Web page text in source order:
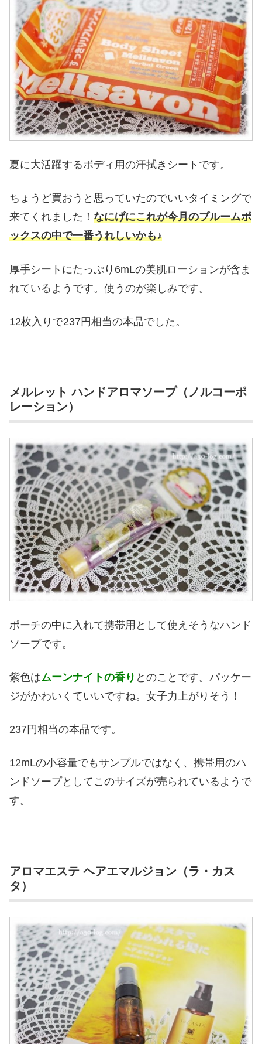
夏に大活躍するボディ用の汗拭きシートです。
ちょうど買おうと思っていたのでいいタイミングで
来てくれました！ なにげにこれが今月のブルームボ
ックスの中で一番うれしいかも♪
厚手シートにたっぷり6mLの美肌ローションが含ま
れているようです。使うのが楽しみです。
12枚入りで237円相当の本品でした。
メルレット ハンドアロマソープ（ノルコーポ
レーション）
ポーチの中に入れて携帯用として使えそうなハンド
ソープです。
紫色はムーンナイトの香り とのことです。パッケー
ジがかわいくていいですね。女子力上がりそう！
237円相当の本品です。
12mLの小容量でもサンプルではなく、携帯用のハ
ンドソープとしてこのサイズが売られているようで
す。
アロマエステ ヘアエマルジョン（ラ・カス
タ）